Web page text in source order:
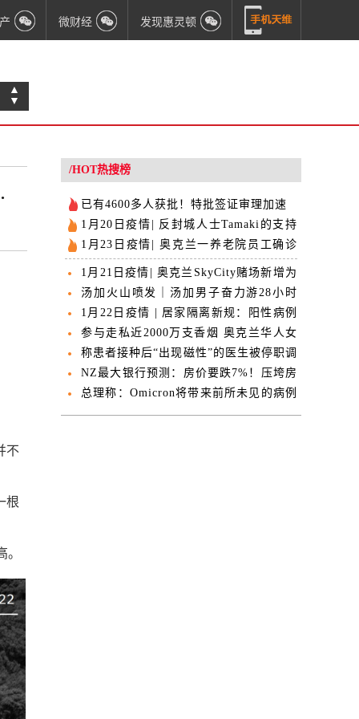
微财经 发现惠灵顿
▲
▼
不
根
/HOT热搜榜
已有4600多人获批！特批签证审理加速
1月20日疫情| 反封城人士​Tamaki的支持
者堵住监狱门
1月23日疫情| ​奥克兰一养老院员工确诊
大概率为Omicron
1月21日疫情| 奥克兰SkyCity赌场新增为
涉疫点
汤加火山喷发｜汤加男子奋力游28小时
成功自救
1月22日疫情 | 居家隔离新规：阳性病例
14天，家庭接触者24天
参与走私近2000万支香烟 奥克兰华人女
子被判刑
称患者接种后“出现磁性”的医生被停职调
查
NZ最大银行预测：房价要跌7%！压垮房
市的稻草是它...
总理称：Omicron将带来前所未见的病例
数 但并非不可战胜